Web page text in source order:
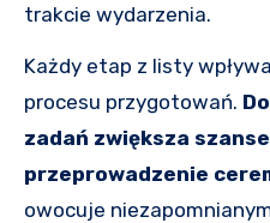
trakcie wydarzenia.
Każdy etap z listy
procesu przygotowań.
zadań zwiększa
przeprowadzenie
owocuje